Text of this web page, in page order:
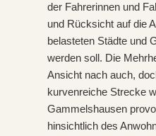
der Fahrerinnen und
und Rücksicht auf die
belasteten Städte und
werden soll. Die
Ansicht nach auch,
kurvenreiche Strecke
Gammelshausen
hinsichtlich des